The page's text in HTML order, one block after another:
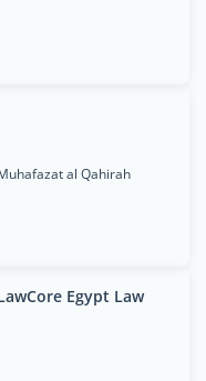
al Qahirah
Egypt Law